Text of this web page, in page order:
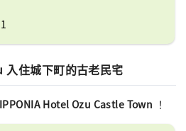
入住城下町的古老民宅
Hotel Ozu Castle Town ！